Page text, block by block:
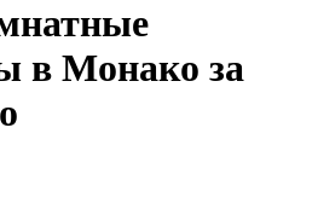
в Монако за